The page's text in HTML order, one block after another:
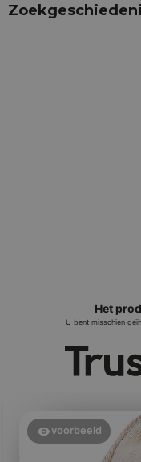
Het
U bent misschien
voorbeeld